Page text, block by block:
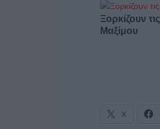
Ξορκίζουν
Μαξίμου
X